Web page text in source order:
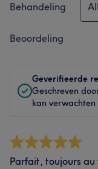
Behandeling
Beoordeling
Geverifieerde
Geschreven
kan
Parfait, toujours